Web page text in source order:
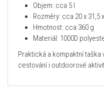
Objem: cca 5 l
Rozměry: cca 20 x 31,5
Hmotnost: cca 360 g
Materiál: 1000D
Praktická a kompaktní taška
cestování i outdoorové